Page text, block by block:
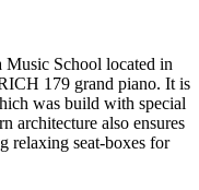
School located in
179 grand piano. It is
was build with special
architecture also ensures
relaxing seat-boxes for